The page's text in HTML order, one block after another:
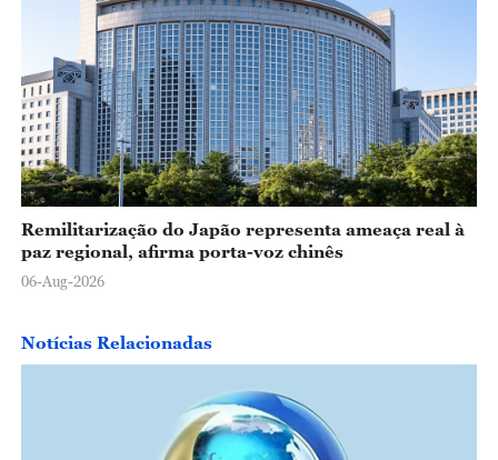
Remilitarização do Japão representa ameaça real à
paz regional, afirma porta-voz chinês
06-Aug-2026
Notícias Relacionadas